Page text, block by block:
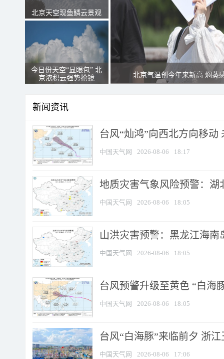
北京天空现鱼鳞云景观
今日份天空“显眼包” 北
京浓积云强势抢镜
北京气温创今年来新高 焖蒸
新闻资讯
台风“灿鸿”向西北方向移动
中国天气网 2026-08-06 18:17
地质灾害气象风险预警：湖
中国天气网 2026-08-06 18:05
山洪灾害预警：黑龙江海
中国天气网 2026-08-06 18:05
台风预警升级至黄色 “白海
中国天气网 2026-08-06 18:05
台风“白海豚”来临前夕 浙
中国天气网 2026-08-06 17:06